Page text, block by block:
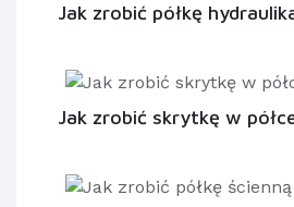
Jak zrobić półkę
Jak zrobić skrytkę w